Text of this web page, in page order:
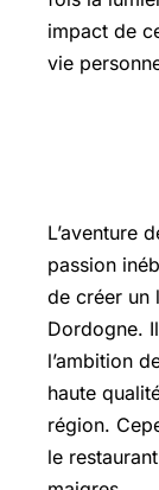
impact de
vie
L’aventure
passion
de créer un
Dordogne.
l’ambition
haute
région.
le